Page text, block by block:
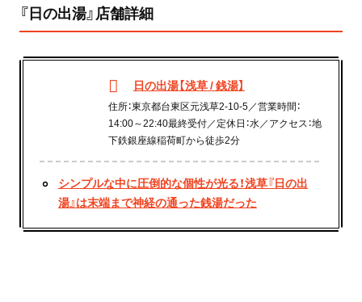
『日の出湯』店舗詳細
日の出湯【浅草 / 銭湯】
住所：東京都台東区元浅草2-10-5／営業時間：
14:00～22:40最終受付／定休日：水／アクセス：地
下鉄銀座線稲荷町から徒歩2分
シンプルな中に圧倒的な個性が光る！浅草『日の出
湯』は末端まで神経の通った銭湯だった